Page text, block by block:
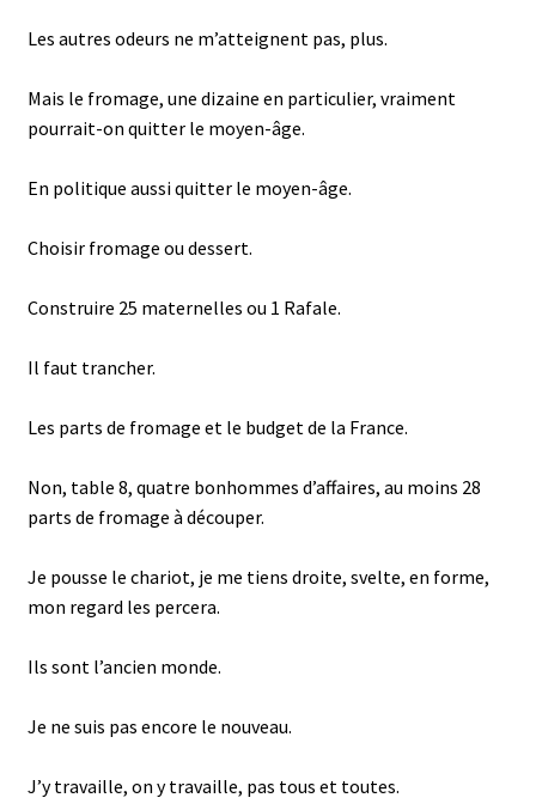
Les autres odeurs ne m’atteignent pas, plus.
Mais le fromage, une dizaine en particulier, vraiment
pourrait-on quitter le moyen-âge.
En politique aussi quitter le moyen-âge.
Choisir fromage ou dessert.
Construire 25 maternelles ou 1 Rafale.
Il faut trancher.
Les parts de fromage et le budget de la France.
Non, table 8, quatre bonhommes d’affaires, au moins 28
parts de fromage à découper.
Je pousse le chariot, je me tiens droite, svelte, en forme,
mon regard les percera.
Ils sont l’ancien monde.
Je ne suis pas encore le nouveau.
J’y travaille, on y travaille, pas tous et toutes.